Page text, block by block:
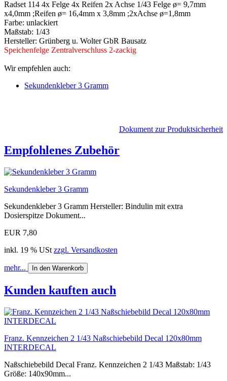
Radset 114 4x Felge 4x Reifen 2x Achse 1/43 Felge ø= 9,7mm
x4,0mm ;Reifen ø= 16,4mm x 3,8mm ;2xAchse ø=1,8mm
Farbe: unlackiert
Maßstab: 1/43
Hersteller: Grünberg u. Wolter GbR Bausatz
Speichenfelge Zentralverschluss 2-zackig
Wir empfehlen auch:
Sekundenkleber 3 Gramm
Dokument zur Produktsicherheit
Empfohlenes Zubehör
Sekundenkleber 3 Gramm
Sekundenkleber 3 Gramm Hersteller: Bindulin mit extra
Dosierspitze Dokument...
EUR 7,80
inkl. 19 % USt zzgl. Versandkosten
mehr... In den Warenkorb
Kunden kauften auch
Franz. Kennzeichen 2 1/43 Naßschiebebild Decal 120x80mm
INTERDECAL
Naßschiebebild Decal Franz. Kennzeichen 2 1/43 Maßstab: 1/43
Größe: 140x90mm...